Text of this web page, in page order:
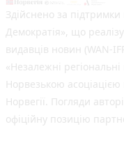
Здійснено за
Демократія», що
видавців новин (WAN-
«Незалежні
Норвезькою асоціацією
Норвегії. Погляди
офіційну позицію